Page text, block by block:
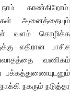
நாம் காண்கிறோம்.
அனைத்தையும்
வளம் கொழிக்க
எதிரான பாசிச
வணிகம்
பக்கத்துணையுடனும்
நகரும் நடுத்தர